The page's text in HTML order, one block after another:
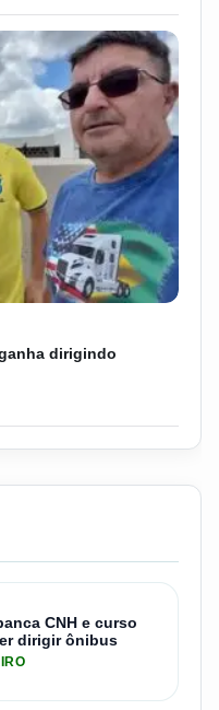
dirigindo
CNH e curso
dirigir ônibus